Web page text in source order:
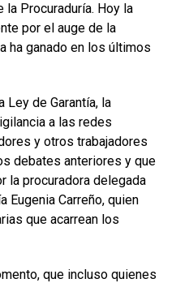
Procuraduría. Hoy la
por el auge de la
ha ganado en los últimos
Ley de Garantía, la
a las redes
y otros trabajadores
debates anteriores y que
la procuradora delegada
Eugenia Carreño, quien
que acarrean los
que incluso quienes